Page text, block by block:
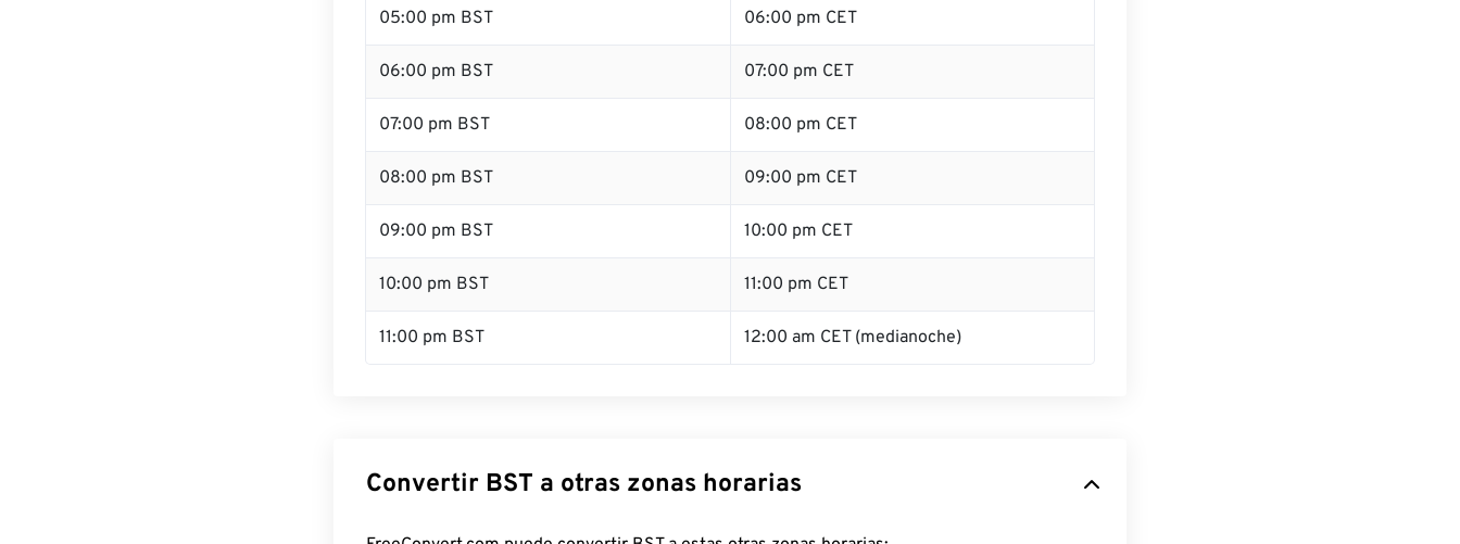
05:00 pm BST 06:00 pm CET
06:00 pm BST 07:00 pm CET
07:00 pm BST 08:00 pm CET
08:00 pm BST 09:00 pm CET
09:00 pm BST 10:00 pm CET
10:00 pm BST 11:00 pm CET
11:00 pm BST 12:00 am CET (medianoche)
Convertir BST a otras zonas horarias